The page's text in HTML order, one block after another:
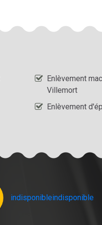
Enlèvement
Villemort
Enlèvement
indisponibleindisponible